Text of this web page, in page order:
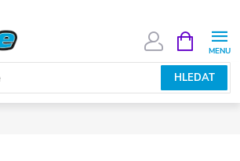
HLEDAT
NÁKUPNÍ
KOŠÍK